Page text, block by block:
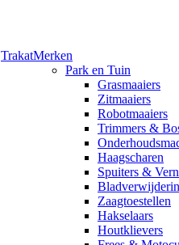
TrakatMerken
Park en Tuin
Grasmaaiers
Zitmaaiers
Robotmaaiers
Trimmers &
Haagscharen
Spuiters &
Zaagtoestellen
Hakselaars
Houtklievers